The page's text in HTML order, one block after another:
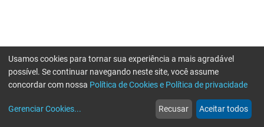
web
Notícias
more_horiz
Mais
Usamos cookies para tornar sua experiência a mais agradável
possível. Se continuar navegando neste site, você assume
concordar com nossa Política de Cookies e Política de privacidade
Gerenciar Cookies... Recusar Aceitar todos
Erro ao enviar informações, por favor tente novamente